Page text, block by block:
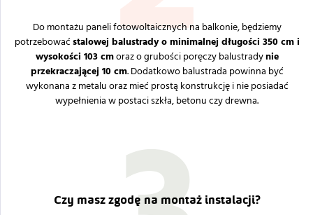
Do montażu paneli fotowoltaicznych na balkonie, będziemy
potrzebować stalowej balustrady o minimalnej długości 350 cm i
wysokości 103 cmoraz o grubości poręczy balustradynie
przekraczającej 10 cm. Dodatkowo balustrada powinna być
wykonana z metalu oraz mieć prostą konstrukcję i nie posiadać
wypełnienia w postaci szkła, betonu czy drewna.
Czy masz zgodę na montaż instalacji?